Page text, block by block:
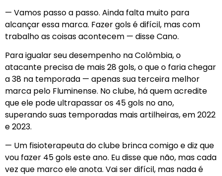
— Vamos passo a passo. Ainda falta muito para
alcançar essa marca. Fazer gols é difícil, mas com
trabalho as coisas acontecem — disse Cano.
Para igualar seu desempenho na Colômbia, o
atacante precisa de mais 28 gols, o que o faria chegar
a 38 na temporada — apenas sua terceira melhor
marca pelo Fluminense. No clube, há quem acredite
que ele pode ultrapassar os 45 gols no ano,
superando suas temporadas mais artilheiras, em 2022
e 2023.
— Um fisioterapeuta do clube brinca comigo e diz que
vou fazer 45 gols este ano. Eu disse que não, mas cada
vez que marco ele anota. Vai ser difícil, mas nada é